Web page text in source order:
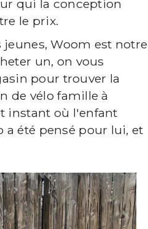
qui la conception
le prix.
Woom est notre
un, on vous
pour trouver la
de vélo famille à
instant où l'enfant
a été pensé pour lui, et